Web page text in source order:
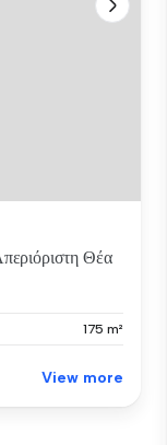
Θέα
175 m²
View more